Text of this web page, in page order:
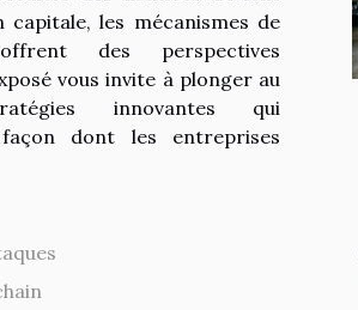
capitale, les mécanismes de
des perspectives
vous invite à plonger au
innovantes qui
dont les entreprises